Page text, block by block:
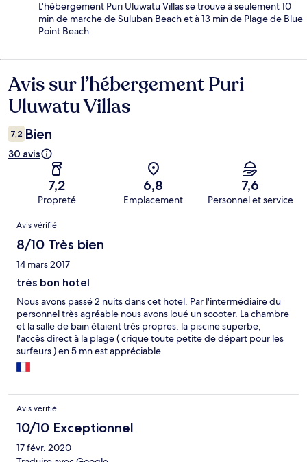
L'hébergement Puri Uluwatu Villas se trouve à seulement 10
min de marche de Suluban Beach et à 13 min de Plage de Blue
Point Beach.
Avis
Avis sur l’hébergement Puri
Uluwatu Villas
7,2 Bien
30 avis
7,2
Propreté
6,8
Emplacement
7,6
Personnel et service
Avis
Avis vérifié
8/10 Très bien
14 mars 2017
très bon hotel
Nous avons passé 2 nuits dans cet hotel. Par l'intermédiaire du
personnel très agréable nous avons loué un scooter. La chambre
et la salle de bain étaient très propres, la piscine superbe,
l'accès direct à la plage ( crique toute petite de départ pour les
surfeurs ) en 5 mn est appréciable.
Avis vérifié
10/10 Exceptionnel
17 févr. 2020